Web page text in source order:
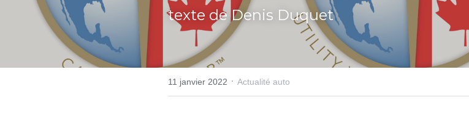
texte de Denis Duquet
11 janvier 2022 · Actualité auto